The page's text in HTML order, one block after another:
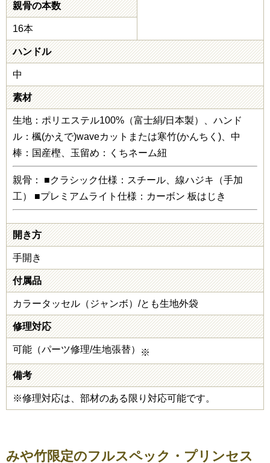
親骨の本数
16本
ハンドル
中
素材
生地：ポリエステル100%（富士絹/日本製）、ハンド
ル：楓(かえで)waveカットまたは寒竹(かんちく)、中
棒：国産樫、玉留め：くちネーム紐
親骨： ■クラシック仕様：スチール、線ハジキ（手加
工） ■プレミアムライト仕様：カーボン 板はじき
開き方
手開き
付属品
カラータッセル（ジャンボ）/とも生地外袋
修理対応
可能（パーツ修理/生地張替） ※
備考
※修理対応は、部材のある限り対応可能です。
みや竹限定のフルスペック・プリンセス